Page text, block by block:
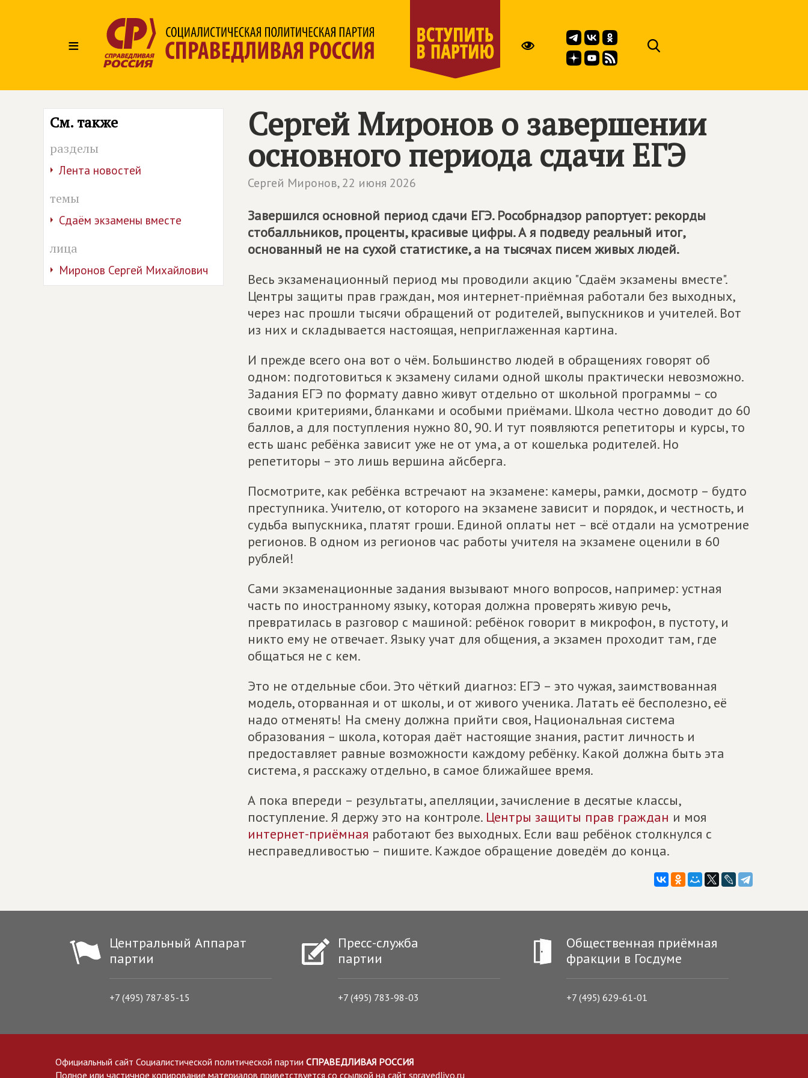
≡
См. также
разделы
Лента новостей
темы
Сдаём экзамены вместе
лица
Миронов Сергей Михайлович
Сергей Миронов о завершении
основного периода сдачи ЕГЭ
Сергей Миронов,22 июня 2026
Завершился основной период сдачи ЕГЭ. Рособрнадзор рапортует: рекорды
стобалльников, проценты, красивые цифры. А я подведу реальный итог,
основанный не на сухой статистике, а на тысячах писем живых людей.
Весь экзаменационный период мы проводили акцию "Сдаём экзамены вместе".
Центры защиты прав граждан, моя интернет-приёмная работали без выходных,
через нас прошли тысячи обращений от родителей, выпускников и учителей. Вот
из них и складывается настоящая, неприглаженная картина.
И прежде всего она вот о чём. Большинство людей в обращениях говорят об
одном: подготовиться к экзамену силами одной школы практически невозможно.
Задания ЕГЭ по формату давно живут отдельно от школьной программы – со
своими критериями, бланками и особыми приёмами. Школа честно доводит до 60
баллов, а для поступления нужно 80, 90. И тут появляются репетиторы и курсы, то
есть шанс ребёнка зависит уже не от ума, а от кошелька родителей. Но
репетиторы – это лишь вершина айсберга.
Посмотрите, как ребёнка встречают на экзамене: камеры, рамки, досмотр – будто
преступника. Учителю, от которого на экзамене зависит и порядок, и честность, и
судьба выпускника, платят гроши. Единой оплаты нет – всё отдали на усмотрение
регионов. В одном из регионов час работы учителя на экзамене оценили в 60
рублей!
Сами экзаменационные задания вызывают много вопросов, например: устная
часть по иностранному языку, которая должна проверять живую речь,
превратилась в разговор с машиной: ребёнок говорит в микрофон, в пустоту, и
никто ему не отвечает. Языку учат для общения, а экзамен проходит там, где
общаться не с кем.
Это не отдельные сбои. Это чёткий диагноз: ЕГЭ – это чужая, заимствованная
модель, оторванная и от школы, и от живого ученика. Латать её бесполезно, её
надо отменять! На смену должна прийти своя, Национальная система
образования – школа, которая даёт настоящие знания, растит личность и
предоставляет равные возможности каждому ребёнку. Какой должна быть эта
система, я расскажу отдельно, в самое ближайшее время.
А пока впереди – результаты, апелляции, зачисление в десятые классы,
поступление. Я держу это на контроле. Центры защиты прав граждан и моя
интернет-приёмная работают без выходных. Если ваш ребёнок столкнулся с
несправедливостью – пишите. Каждое обращение доведём до конца.
Центральный Аппарат
партии
+7 (495) 787-85-15
Пресс-служба
партии
+7 (495) 783-98-03
Общественная приёмная
фракции в Госдуме
+7 (495) 629-61-01
Официальный сайт Социалистической политической партии СПРАВЕДЛИВАЯ РОССИЯ
Полное или частичное копирование материалов приветствуется со ссылкой на сайт spravedlivo.ru